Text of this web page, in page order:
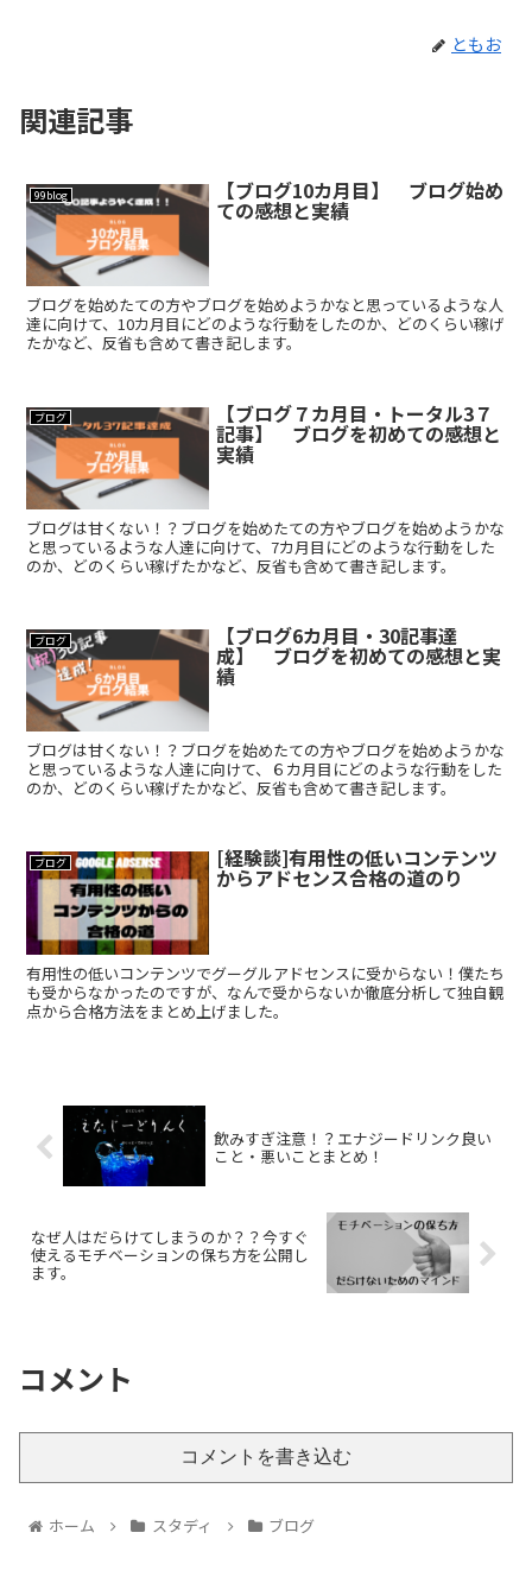
ともお
関連記事
99blog 【ブログ10カ月目】 ブログ始め
ての感想と実績
ブログを始めたての方やブログを始めようかなと思っているような人
達に向けて、10カ月目にどのような行動をしたのか、どのくらい稼げ
たかなど、反省も含めて書き記します。
ブログ 【ブログ７カ月目・トータル3７
記事】 ブログを初めての感想と
実績
ブログは甘くない！？ブログを始めたての方やブログを始めようかな
と思っているような人達に向けて、7カ月目にどのような行動をした
のか、どのくらい稼げたかなど、反省も含めて書き記します。
ブログ 【ブログ6カ月目・30記事達
成】 ブログを初めての感想と実
績
ブログは甘くない！？ブログを始めたての方やブログを始めようかな
と思っているような人達に向けて、６カ月目にどのような行動をした
のか、どのくらい稼げたかなど、反省も含めて書き記します。
ブログ [経験談]有用性の低いコンテンツ
からアドセンス合格の道のり
有用性の低いコンテンツでグーグルアドセンスに受からない！僕たち
も受からなかったのですが、なんで受からないか徹底分析して独自観
点から合格方法をまとめ上げました。
飲みすぎ注意！？エナジードリンク良い
こと・悪いことまとめ！
なぜ人はだらけてしまうのか？？今すぐ
使えるモチベーションの保ち方を公開し
ます。
コメント
コメントを書き込む
ホーム スタディ ブログ